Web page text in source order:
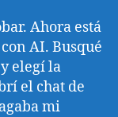
Ahora está
AI. Busqué
elegí la
el chat de
mi